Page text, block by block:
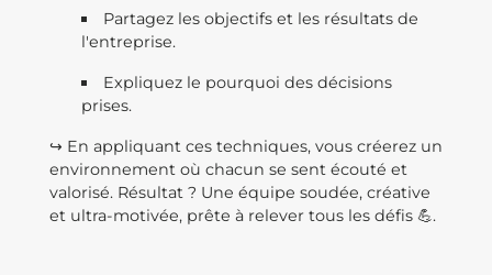
Partagez les objectifs et les résultats de
l'entreprise.
Expliquez le pourquoi des décisions
prises.
↪️ En appliquant ces techniques, vous créerez un
environnement où chacun se sent écouté et
valorisé. Résultat ? Une équipe soudée, créative
et ultra-motivée, prête à relever tous les défis 💪.